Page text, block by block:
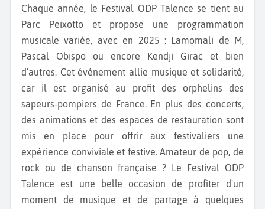
Chaque année, le Festival ODP Talence se tient au
Parc Peixotto et propose une programmation
musicale variée, avec en 2025 : Lamomali de M,
Pascal Obispo ou encore Kendji Girac et bien
d’autres. Cet événement allie musique et solidarité,
car il est organisé au profit des orphelins des
sapeurs-pompiers de France. En plus des concerts,
des animations et des espaces de restauration sont
mis en place pour offrir aux festivaliers une
expérience conviviale et festive. Amateur de pop, de
rock ou de chanson française ? Le Festival ODP
Talence est une belle occasion de profiter d'un
moment de musique et de partage à quelques